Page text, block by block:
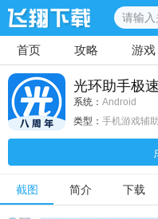
首页 攻略 游戏
光环助手极
系统： Android
类型： 手机游戏辅助
截图 简介 下载